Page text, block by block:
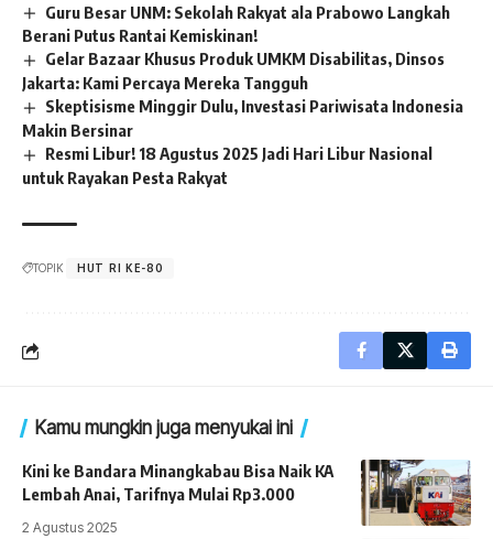
Guru Besar UNM: Sekolah Rakyat ala Prabowo Langkah
Berani Putus Rantai Kemiskinan!
Gelar Bazaar Khusus Produk UMKM Disabilitas, Dinsos
Jakarta: Kami Percaya Mereka Tangguh
Skeptisisme Minggir Dulu, Investasi Pariwisata Indonesia
Makin Bersinar
Resmi Libur! 18 Agustus 2025 Jadi Hari Libur Nasional
untuk Rayakan Pesta Rakyat
TOPIK HUT RI KE-80
Kamu mungkin juga menyukai ini
Kini ke Bandara Minangkabau Bisa Naik KA
Lembah Anai, Tarifnya Mulai Rp3.000
2 Agustus 2025